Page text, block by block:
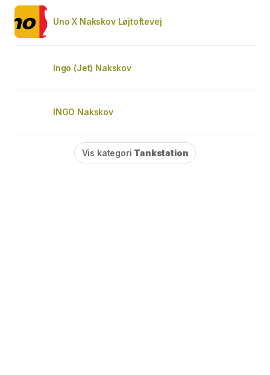
Uno X Nakskov Løjtoftevej
Ingo (Jet) Nakskov
INGO Nakskov
Vis kategori Tankstation